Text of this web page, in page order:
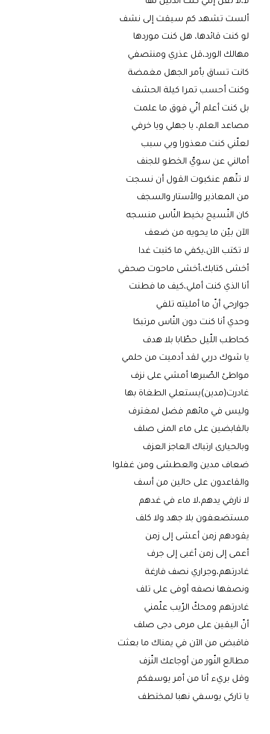
لا،لا تقل إنّني كنت الدّليل لها
ألست تشهد كم سيقت إلى نشف
لو كنت قائدها، هل كنت موردها
مهالك الورد،قل عذري ومنتصفي
كانت تساق بأمر الجهل مغمضة
وكنت أحسب تمرا كيلة الحشف
بل كنت أعلم أنّي فوق ما علمت
مصاعد العلم، يا جهلي ويا خرفي
لعلّني كنت معذورا وبي سبب
أمالني عن سويّ الخطو للجنف
لا تتّهم عنكبوت القول أن نسجت
من المعاذير والأستار والسجف
كان النّسيج بخيط النّاس منسجه
الآن بيّن ما يحويه من ضعف
لا تكتب الآن،يكفي ما كتبت غدا
أخشى كتابك،أخشى ماحوت صحفي
أنا الذي كنت أملي،كيف ما فطنت
جوارحي أنّ ما أمليته تلفي
وحدي أنا كنت دون النّاس مرتبكا
كحاطب اللّيل حطّابا بلا هدف
يا شوك دربي لقد أدميت من حلمي
مواطئ الصّبرها أمشي على نزف
غادرت(مدين)يستعلي الطغاة بها
وليس في مائهم فضل لمغترف
بالقابضين على ماء المنى صلف
وبالحيارى ارتباك العاجز العزف
ضعاف مدين والعطشى ومن غفلوا
والقاعدون على حالين من أسف
لا نارفي يدهم،لا ماء في غدهم
مستضعفون بلا جهد ولا كلف
يقودهم زمن أعشى إلى زمن
أعمى إلى زمن أغبى إلى جرف
غادرتهم،وجراري نصف فارغة
ونصفها نصفه أوفى على تلف
غادرتهم ومحكّ الرّيب علّمني
أنّ اليقين على مرمى دجى صلف
فاقبض من الآن في يمناك ما بعثت
مطالع النّور من أوجاعك النّزف
وقل بريء أنا من أمر يوسفكم
يا تاركي يوسفي نهبا لمختطف